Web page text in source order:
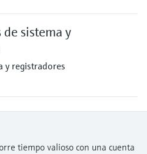
sistema y
y registradores
tiempo valioso con una cuenta